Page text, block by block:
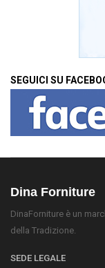
SEGUICI SU
Dina Forniture
DinaForniture è un
della Tradizione.
SEDE LEGALE